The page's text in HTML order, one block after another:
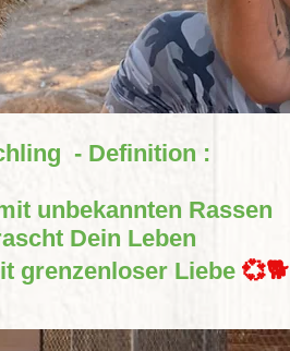
- Definition :
unbekannten Rassen
Dein Leben
grenzenloser Liebe💞🐕